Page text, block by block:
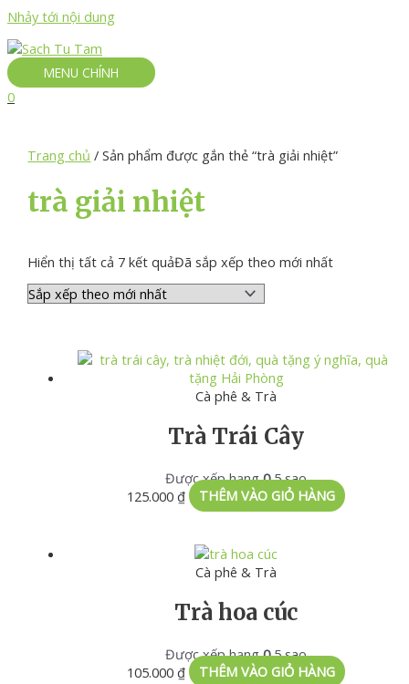
Nhảy tới nội dung
MENU CHÍNH
0
Trang chủ / Sản phẩm được gắn thẻ “trà giải nhiệt”
trà giải nhiệt
Hiển thị tất cả 7 kết quảĐã sắp xếp theo mới nhất
Cà phê & Trà
Trà Trái Cây
Được xếp hạng05 sao
125.000₫ THÊM VÀO GIỎ HÀNG
Cà phê & Trà
Trà hoa cúc
Được xếp hạng05 sao
105.000₫ THÊM VÀO GIỎ HÀNG